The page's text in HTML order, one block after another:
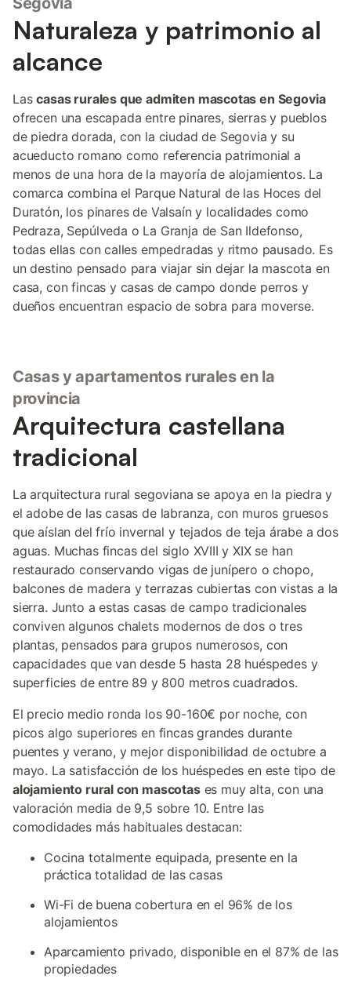
Naturaleza y patrimonio al
alcance
Lascasas rurales que admiten mascotas en Segovia
ofrecen una escapada entre pinares, sierras y pueblos
de piedra dorada, con la ciudad de Segovia y su
acueducto romano como referencia patrimonial a
menos de una hora de la mayoría de alojamientos. La
comarca combina el Parque Natural de las Hoces del
Duratón, los pinares de Valsaín y localidades como
Pedraza, Sepúlveda o La Granja de San Ildefonso,
todas ellas con calles empedradas y ritmo pausado. Es
un destino pensado para viajar sin dejar la mascota en
casa, con fincas y casas de campo donde perros y
dueños encuentran espacio de sobra para moverse.
Casas y apartamentos rurales en la
provincia
Arquitectura castellana
tradicional
La arquitectura rural segoviana se apoya en la piedra y
el adobe de las casas de labranza, con muros gruesos
que aíslan del frío invernal y tejados de teja árabe a dos
aguas. Muchas fincas del siglo XVIII y XIX se han
restaurado conservando vigas de junípero o chopo,
balcones de madera y terrazas cubiertas con vistas a la
sierra. Junto a estas casas de campo tradicionales
conviven algunos chalets modernos de dos o tres
plantas, pensados para grupos numerosos, con
capacidades que van desde 5 hasta 28 huéspedes y
superficies de entre 89 y 800 metros cuadrados.
El precio medio ronda los 90-160€ por noche, con
picos algo superiores en fincas grandes durante
puentes y verano, y mejor disponibilidad de octubre a
mayo. La satisfacción de los huéspedes en este tipo de
alojamiento rural con mascotases muy alta, con una
valoración media de 9,5 sobre 10. Entre las
comodidades más habituales destacan:
Cocina totalmente equipada, presente en la
práctica totalidad de las casas
Wi-Fi de buena cobertura en el 96% de los
alojamientos
Aparcamiento privado, disponible en el 87% de las
propiedades